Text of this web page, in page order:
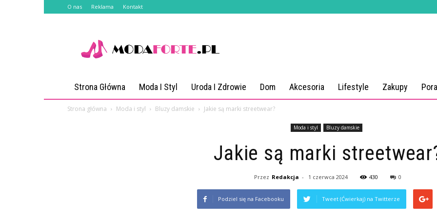
O nas Reklama Kontakt
Strona Główna Moda I Styl Uroda I Zdrowie Dom Akcesoria Lifestyle Zakupy
Strona główna Moda i styl Bluzy damskie Jakie są marki streetwear?
Moda i styl Bluzy damskie
Jakie są marki
Przez Redakcja - 1 czerwca 2024 430 0
Podziel się na Facebooku Tweet (Ćwierkaj) na Twitterze